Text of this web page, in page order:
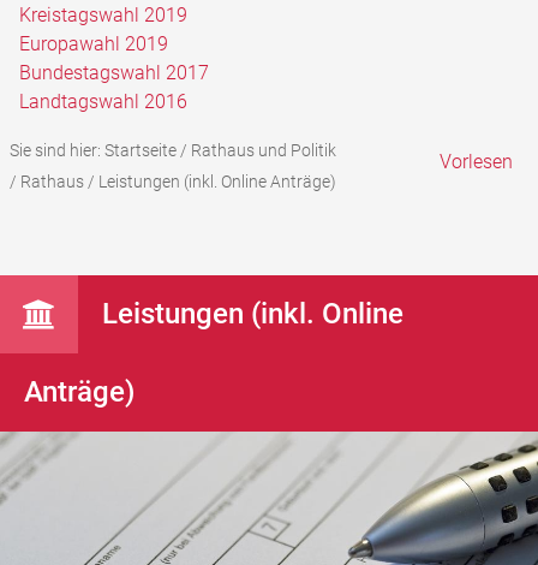
Kreistagswahl 2019
Europawahl 2019
Bundestagswahl 2017
Landtagswahl 2016
Sie sind hier: Startseite/ Rathaus und Politik
/ Rathaus/ Leistungen (inkl. Online Anträge)
Vorlesen
Leistungen (inkl. Online
Anträge)